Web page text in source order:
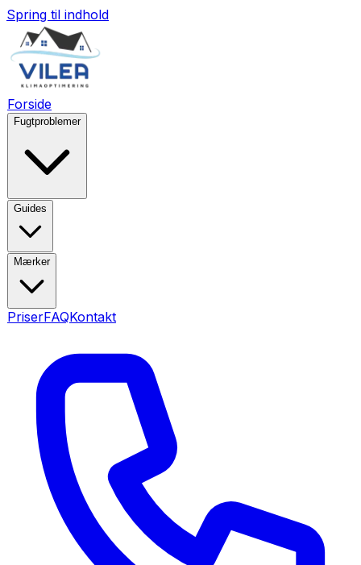
Spring til indhold
Forside
Fugtproblemer
Guides
Mærker
PriserFAQKontakt